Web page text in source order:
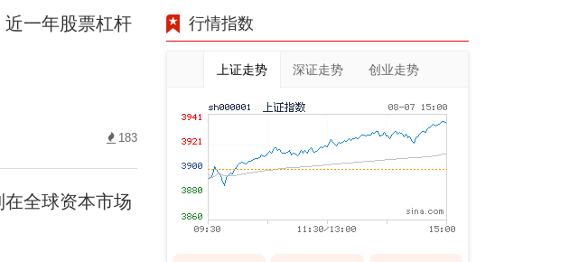
一年股票杠杆
183
全球资本市场
行情指数
上证走势 深证走势 创业走势